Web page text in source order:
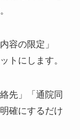
容の限定」
トにします。
先」「通院同
確にするだけ